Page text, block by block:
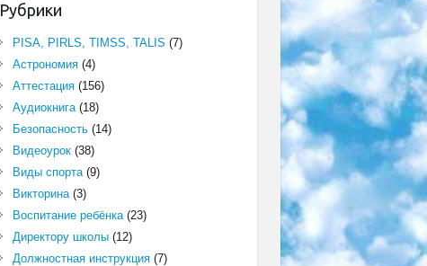
Рубрики
PISA, PIRLS, TIMSS, TALIS (7)
Астрономия(4)
Аттестация(156)
Аудиокнига(18)
Безопасность(14)
Видеоурок(38)
Виды спорта(9)
Викторина(3)
Воспитание ребёнка(23)
Директору школы(12)
Должностная инструкция(7)